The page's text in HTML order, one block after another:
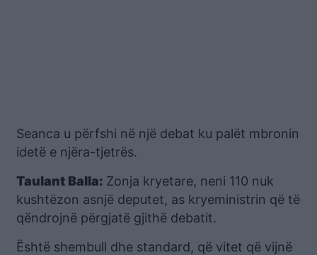
Seanca u përfshi në një debat ku palët mbronin
idetë e njëra-tjetrës.
Taulant Balla: Zonja kryetare, neni 110 nuk
kushtëzon asnjë deputet, as kryeministrin që të
qëndrojnë përgjatë gjithë debatit.
Është shembull dhe standard, që vitet që vijnë